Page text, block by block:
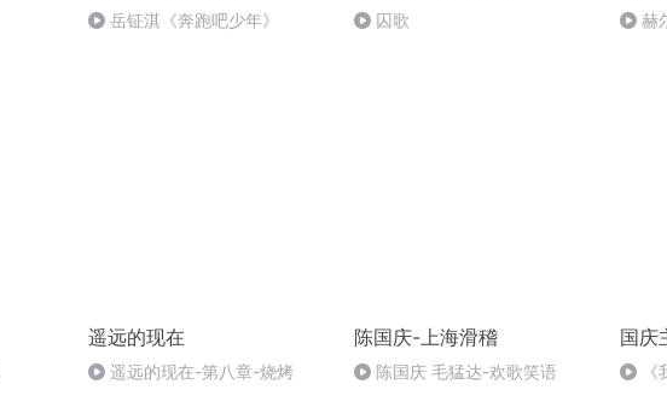
岳钲淇《奔跑吧少年》 囚歌
赫
遥远的现在
遥远的现在-第八章-烧烤
陈国庆-上海滑稽
陈国庆 毛猛达-欢歌笑语
国庆